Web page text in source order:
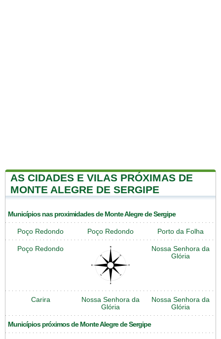
AS CIDADES E VILAS PRÓXIMAS DE
MONTE ALEGRE DE SERGIPE
Municípios nas proximidades de Monte Alegre de Sergipe
Poço Redondo Poço Redondo Porto da Folha
Poço Redondo
Nossa Senhora da
Glória
Carira
Nossa Senhora da
Glória
Nossa Senhora da
Glória
Municípios próximos de Monte Alegre de Sergipe